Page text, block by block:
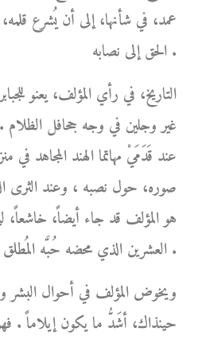
عمد، في شأنها، إلى أن يُشرع
الحق إلى نصابه .
التاريخ، في رأي المؤلف، يعنو
غير وجلين في وجه جحافل الظلام
عند قَدَمَيْ مهاتما الهند المجاهد في
صوره، حول نصبه ، وعند
هو المؤلف قد جاء أيضاً، خاشعاً،
العشرين الذي محضه حُبَّه المُطلق دون أي منازع .
ويخوض المؤلف في أحوال البشر
حينذاك، أشَدُّ ما يكون إيلاماً .